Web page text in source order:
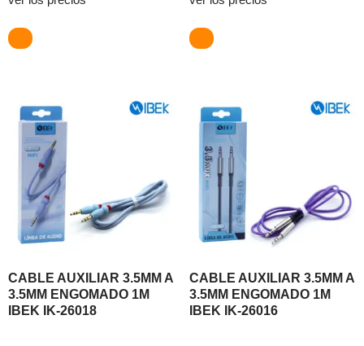
CABLE AUXILIAR 3.5MM A
3.5MM ENGOMADO 1M
IBEK IK-26018
CABLE AUXILIAR 3.5MM A
3.5MM ENGOMADO 1M
IBEK IK-26016